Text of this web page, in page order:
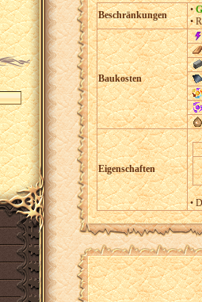
Beschränkungen •
•
Baukosten
Eigenschaften
•